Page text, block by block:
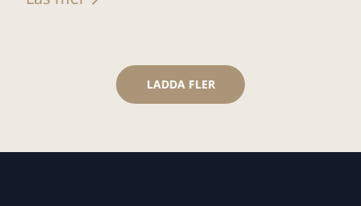
LADDA FLER